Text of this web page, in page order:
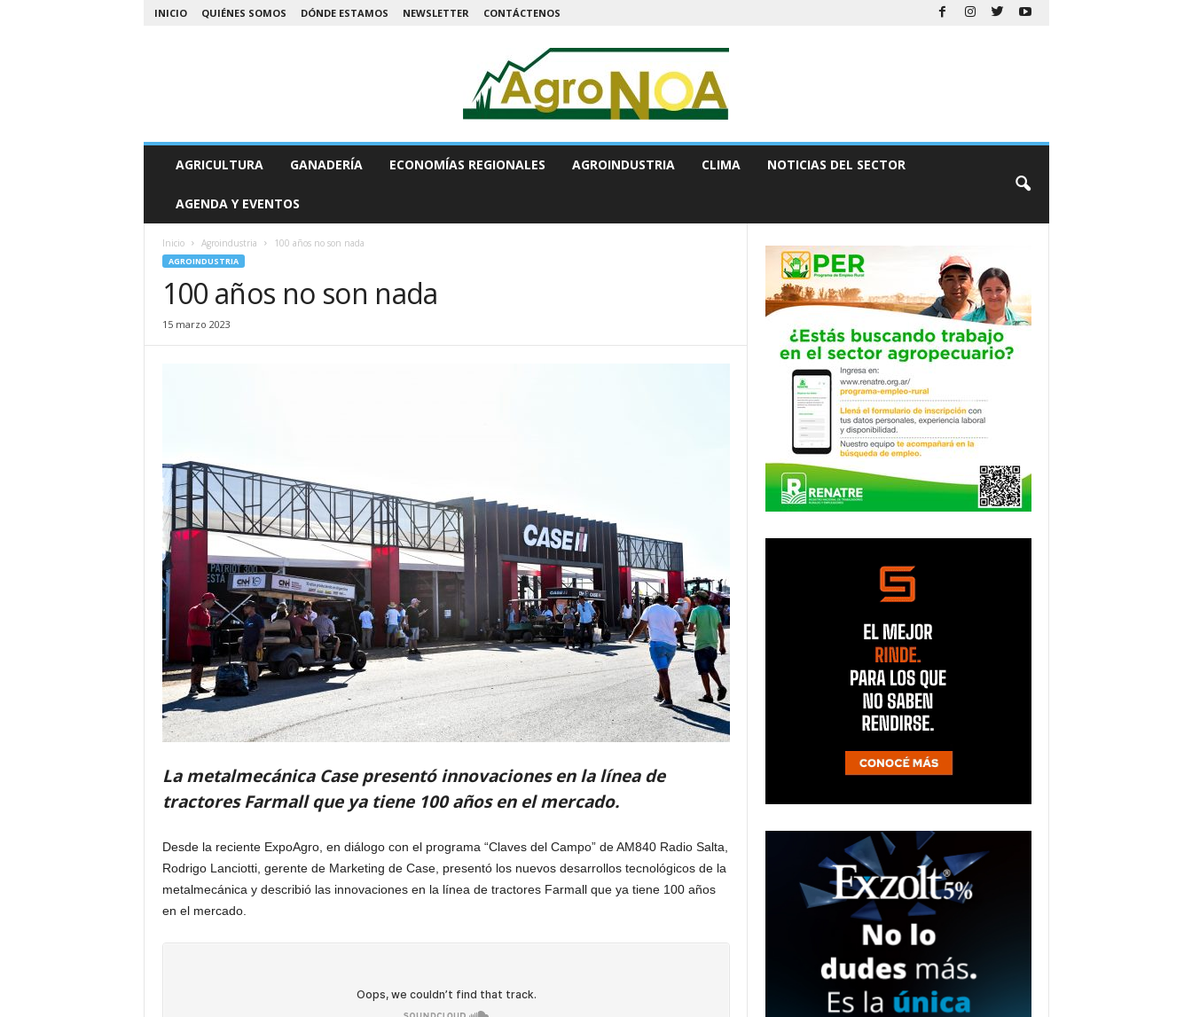
INICIO QUIÉNES SOMOS DÓNDE ESTAMOS NEWSLETTER CONTÁCTENOS
N
AGRICULTURA GANADERÍA ECONOMÍAS REGIONALES AGROINDUSTRIA CLIMA NOTICIAS DEL SECTOR
AGENDA Y EVENTOS
Inicio Agroindustria 100 años no son nada
AGROINDUSTRIA
100 años no son nada
15 marzo 2023
La metalmecánica Case presentó innovaciones en la línea de
tractores Farmall que ya tiene 100 años en el mercado.
Desde la reciente ExpoAgro, en diálogo con el programa “Claves del Campo” de AM840 Radio Salta,
Rodrigo Lanciotti, gerente de Marketing de Case, presentó los nuevos desarrollos tecnológicos de la
metalmecánica y describió las innovaciones en la línea de tractores Farmall que ya tiene 100 años
en el mercado.